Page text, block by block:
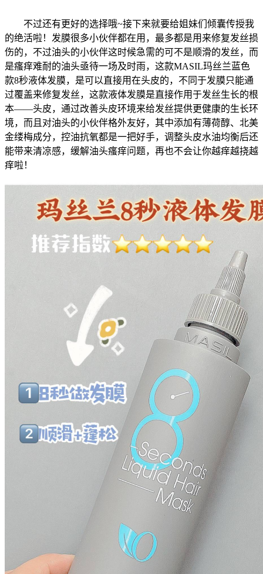
不过还有更好的选择哦~接下来就要给姐妹们倾囊传授我
的绝活啦！发膜很多小伙伴都在用，最多都是用来修复发丝损
伤的，不过油头的小伙伴这时候急需的可不是顺滑的发丝，而
是瘙痒难耐的油头亟待一场及时雨，这款MASIL玛丝兰蓝色
款8秒液体发膜，是可以直接用在头皮的，不同于发膜只能通
过覆盖来修复发丝，这款液体发膜是直接作用于发丝生长的根
本——头皮，通过改善头皮环境来给发丝提供更健康的生长环
境，而且对油头的小伙伴格外友好，其中添加有薄荷醇、北美
金缕梅成分，控油抗氧都是一把好手，调整头皮水油均衡后还
能带来清凉感，缓解油头瘙痒问题，再也不会让你越痒越挠越
痒啦！